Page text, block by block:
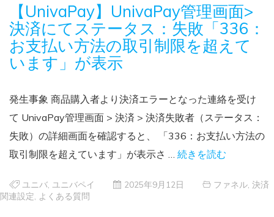
【UnivaPay】UnivaPay管理画面>
決済にてステータス：失敗「336：
お支払い方法の取引制限を超えて
います」が表示
発生事象 商品購入者より決済エラーとなった連絡を受け
て UnivaPay管理画面 > 決済 > 決済失敗者（ステータス：
失敗）の詳細画面を確認すると、 「336：お支払い方法の
取引制限を超えています」が表示さ … 続きを読む
ユニバ ユニバペイ 2025年9月12日 ファネル 決済
関連設定 よくある質問